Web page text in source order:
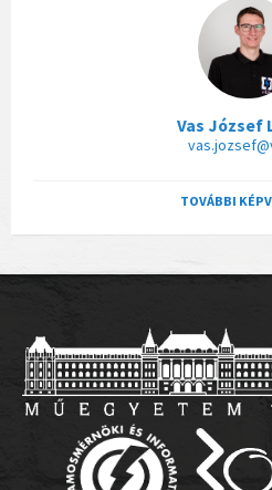
Vas József
TOVÁBBI